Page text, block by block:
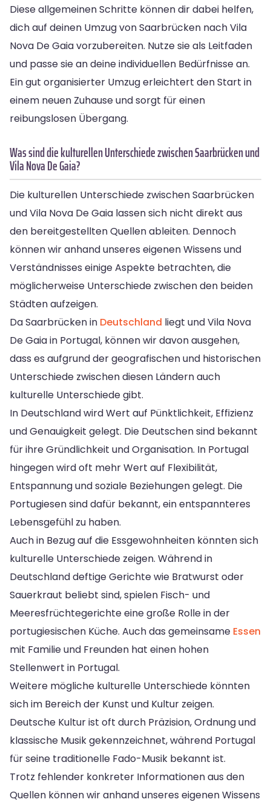
Diese allgemeinen Schritte können dir dabei helfen,
dich auf deinen Umzug von Saarbrücken nach Vila
Nova De Gaia vorzubereiten. Nutze sie als Leitfaden
und passe sie an deine individuellen Bedürfnisse an.
Ein gut organisierter Umzug erleichtert den Start in
einem neuen Zuhause und sorgt für einen
reibungslosen Übergang.
Was sind die kulturellen Unterschiede zwischen Saarbrücken und
Vila Nova De Gaia?
Die kulturellen Unterschiede zwischen Saarbrücken
und Vila Nova De Gaia lassen sich nicht direkt aus
den bereitgestellten Quellen ableiten. Dennoch
können wir anhand unseres eigenen Wissens und
Verständnisses einige Aspekte betrachten, die
möglicherweise Unterschiede zwischen den beiden
Städten aufzeigen.
Da Saarbrücken in Deutschland liegt und Vila Nova
De Gaia in Portugal, können wir davon ausgehen,
dass es aufgrund der geografischen und historischen
Unterschiede zwischen diesen Ländern auch
kulturelle Unterschiede gibt.
In Deutschland wird Wert auf Pünktlichkeit, Effizienz
und Genauigkeit gelegt. Die Deutschen sind bekannt
für ihre Gründlichkeit und Organisation. In Portugal
hingegen wird oft mehr Wert auf Flexibilität,
Entspannung und soziale Beziehungen gelegt. Die
Portugiesen sind dafür bekannt, ein entspannteres
Lebensgefühl zu haben.
Auch in Bezug auf die Essgewohnheiten könnten sich
kulturelle Unterschiede zeigen. Während in
Deutschland deftige Gerichte wie Bratwurst oder
Sauerkraut beliebt sind, spielen Fisch- und
Meeresfrüchtegerichte eine große Rolle in der
portugiesischen Küche. Auch das gemeinsame Essen
mit Familie und Freunden hat einen hohen
Stellenwert in Portugal.
Weitere mögliche kulturelle Unterschiede könnten
sich im Bereich der Kunst und Kultur zeigen.
Deutsche Kultur ist oft durch Präzision, Ordnung und
klassische Musik gekennzeichnet, während Portugal
für seine traditionelle Fado-Musik bekannt ist.
Trotz fehlender konkreter Informationen aus den
Quellen können wir anhand unseres eigenen Wissens